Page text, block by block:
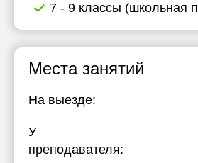
7 - 9 классы (школьная
Места занятий
На выезде:
У
преподавателя: